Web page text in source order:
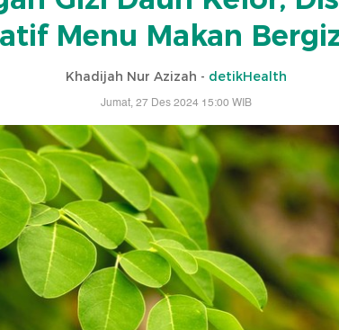
Menu Makan
Khadijah Nur Azizah - detikHealth
Jumat, 27 Des 2024 15:00 WIB